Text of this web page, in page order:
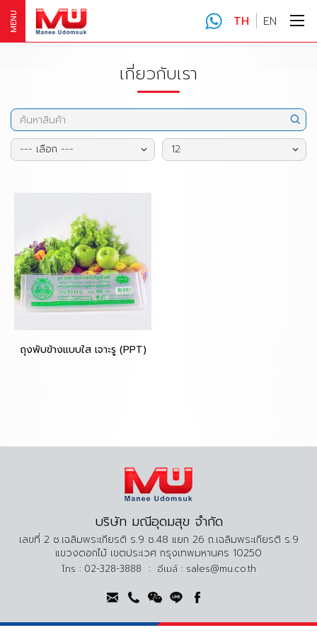
MENU TH EN
เกี่ยวกับเรา
--- เลือก --- 12
ถุงพับข้างแบบใส เจาะรู (PPT)
บริษัท มณีอุดมสุข จำกัด
เลขที่ 2 ซ.เฉลิมพระเกียรติ ร.9 ซ.48 แยก 26 ถ.เฉลิมพระเกียรติ ร.9
แขวงดอกไม้ เขตประเวศ กรุงเทพมหานคร 10250
โทร : 02-328-3888 : อีเมล์ : sales@mu.co.th